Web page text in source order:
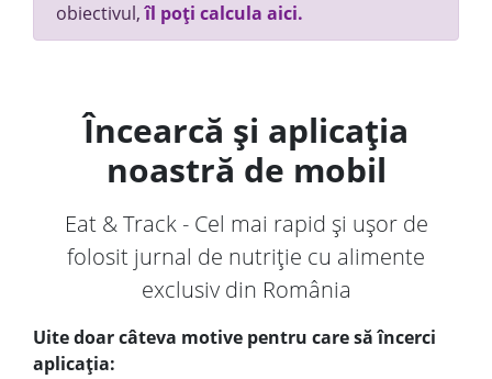
obiectivul,îl poți calcula aici.
Încearcă și aplicația
noastră de mobil
Eat & Track - Cel mai rapid și ușor de
folosit jurnal de nutriție cu alimente
exclusiv din România
Uite doar câteva motive pentru care să încerci
aplicația: